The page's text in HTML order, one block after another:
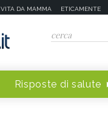
VITA DA MAMMA ETICAMENTE
Risposte di salute